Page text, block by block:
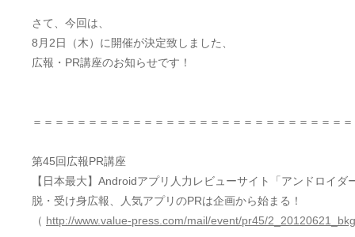
さて、今回は、
8月2日（木）に開催が決定致しました、
広報・PR講座のお知らせです！
＝＝＝＝＝＝＝＝＝＝＝＝＝＝＝＝＝＝＝＝＝＝＝＝＝＝＝＝
第45回広報PR講座
【日本最大】Androidアプリ人力レビューサイト「アンドロイダ
脱・受け身広報、人気アプリのPRは企画から始まる！
（ http://www.value-press.com/mail/event/pr45/